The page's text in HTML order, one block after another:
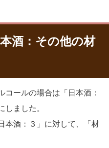
酒：その他の材
コールの場合は「日本酒：
しました。
本酒：３」に対して、「材